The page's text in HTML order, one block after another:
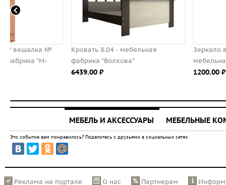
Кровать 8.04 - мебельная
фабрика "Волхова"
Зеркало в раме № 127 -
мебельная фабрика "М-
МЕБЕЛЬ И АКСЕССУАРЫ МЕБЕЛЬНЫЕ
Это событие вам понравилось? Поделитесь с друзьями в социальных сетях
Реклама на портале О нас Партнерам